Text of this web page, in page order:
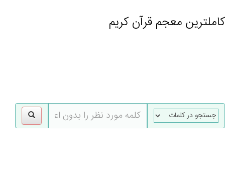
کاملترین معجم قرآن کریم